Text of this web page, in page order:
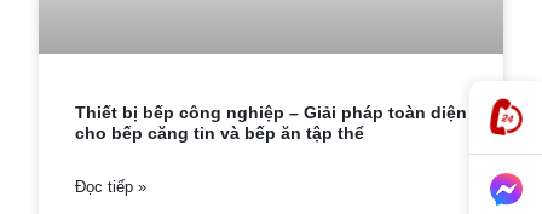
Thiết bị bếp công nghiệp – Giải pháp toàn diện
cho bếp căng tin và bếp ăn tập thể
Đọc tiếp »